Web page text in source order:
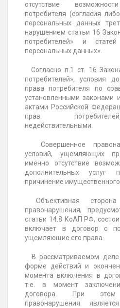
отсутствие
потребителя (согласия
персональных данных
нарушением статьи 16
потребителей» и
персональных данных».
Согласно п.1 ст. 16
потребителей», условия
права потребителя по
установленными законами
актами Российской
прав
недействительными.
Совершенное
условий, ущемляющих
именно отсутствие
дополнительных
причинение
Объективная сторона
правонарушения,
статьи 14.8 КоАП РФ,
включает в договор с
ущемляющие его права.
В рассматриваемом
форме действий и
момента включения в
т.е. в момент
договора. При
правонарушения